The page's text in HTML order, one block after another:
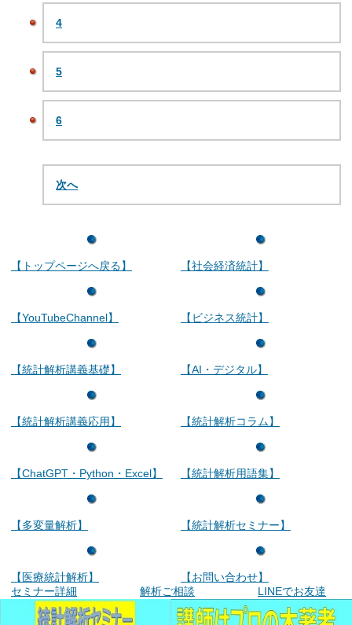
4
5
6
次へ
【トップページへ戻る】
【YouTubeChannel】
【統計解析講義基礎】
【統計解析講義応用】
【ChatGPT・Python・Excel】
【多変量解析】
【医療統計解析】
【社会経済統計】
【ビジネス統計】
【AI・デジタル】
【統計解析コラム】
【統計解析用語集】
【統計解析セミナー】
【お問い合わせ】
セミナー詳細
解析ご相談 LINEでお友達